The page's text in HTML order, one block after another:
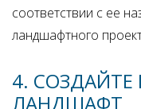
соответствии с ее
ландшафтного
4.
ЛАНДШАФТ